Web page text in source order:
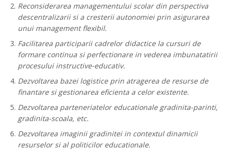
Reconsiderarea managementului scolar din perspectiva
descentralizarii si a cresterii autonomiei prin asigurarea
unui management flexibil.
Facilitarea participarii cadrelor didactice la cursuri de
formare continua si perfectionare in vederea imbunatatirii
procesului instructive-educativ.
Dezvoltarea bazei logistice prin atragerea de resurse de
finantare si gestionarea eficienta a celor existente.
Dezvoltarea parteneriatelor educationale gradinita-parinti,
gradinita-scoala, etc.
Dezvoltarea imaginii gradinitei in contextul dinamicii
resurselor si al politicilor educationale.